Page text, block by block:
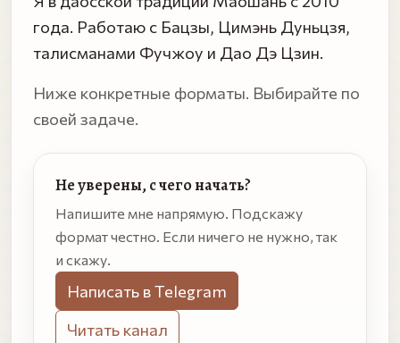
года. Работаю с Бацзы, Цимэнь Дуньцзя,
талисманами Фучжоу и Дао Дэ Цзин.
Ниже конкретные форматы. Выбирайте по
своей задаче.
Не уверены, с чего начать?
Напишите мне напрямую. Подскажу
формат честно. Если ничего не нужно, так
и скажу.
Написать в Telegram
Читать канал